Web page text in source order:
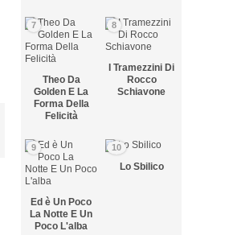
7
Theo Da
Golden E La
Forma Della
Felicità
8
I Tramezzini Di
Rocco
Schiavone
9
Ed è Un Poco
La Notte E Un
Poco L'alba
10
Lo Sbilico